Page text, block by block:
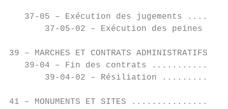
37-05 – Exécution des jugements
37-05-02 – Exécution des peines
39 – MARCHES ET CONTRATS
39-04 – Fin des contrats
39-04-02 – Résiliation
41 – MONUMENTS ET SITES